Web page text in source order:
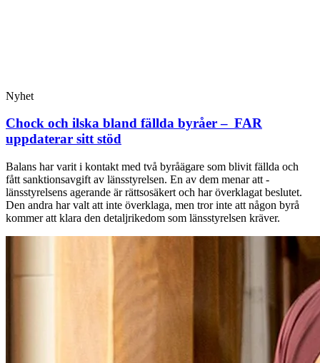
Nyhet
Chock och ilska bland fällda byråer – FAR
uppdaterar sitt stöd
Balans har varit i kontakt med två byråägare som blivit fällda och
fått sanktionsavgift av länsstyrelsen. En av dem menar att ­
länsstyrelsens agerande är rättsosäkert och har överklagat beslutet.
Den andra har valt att inte överklaga, men tror inte att någon byrå
kommer att klara den detaljrikedom som länsstyrelsen kräver.